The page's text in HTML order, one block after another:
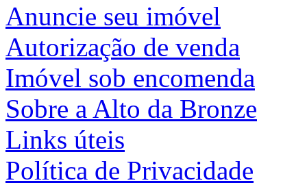
Anuncie seu imóvel
Autorização de venda
Imóvel sob encomenda
Sobre a Alto da Bronze
Links úteis
Política de Privacidade